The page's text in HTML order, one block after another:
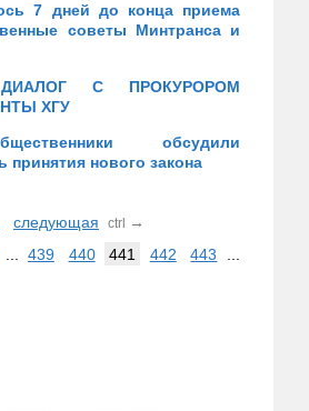
7 дней до конца приема
советы Минтранса и
С ПРОКУРОРОМ
ХГУ
обсудили
принятия нового закона
следующая ctrl →
439 440 441 442 443